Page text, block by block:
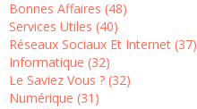
Bonnes Affaires (48)
Services Utiles (40)
Réseaux Sociaux Et Internet (37)
Informatique (32)
Le Saviez Vous ? (32)
Numérique (31)